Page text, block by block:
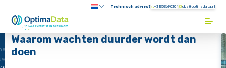
Terug naar de startpagina
Submenu:Technisch advies? +31353690304
Waarom wachten duurder wordt